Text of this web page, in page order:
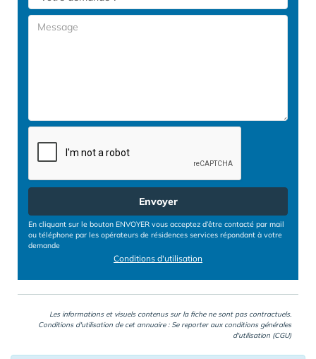
Envoyer
En cliquant sur le bouton ENVOYER vous acceptez d’être contacté par mail
ou téléphone par les opérateurs de résidences services répondant à votre
demande
Conditions d'utilisation
Les informations et visuels contenus sur la fiche ne sont pas contractuels.
Conditions d'utilisation de cet annuaire : Se reporter aux conditions générales
d'utilisation (CGU)